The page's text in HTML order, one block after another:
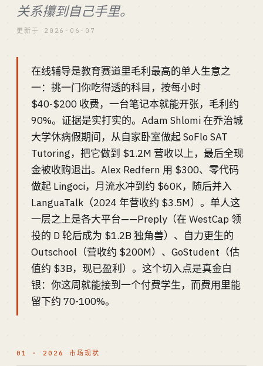
关系攥到自己手里。
更新于 2026-06-07
在线辅导是教育赛道里毛利最高的单人生意之
一：挑一门你吃得透的科目，按每小时
$40-$200 收费，一台笔记本就能开张，毛利约
90%。证据是实打实的。Adam Shlomi 在乔治城
大学休病假期间，从自家卧室做起 SoFlo SAT
Tutoring，把它做到 $1.2M 营收以上，最后全现
金被收购退出。Alex Redfern 用 $300、零代码
做起 Lingoci，月流水冲到约 $60K，随后并入
LanguaTalk（2024 年营收约 $3.5M）。单人这
一层之上是各大平台——Preply（在 WestCap 领
投的 D 轮后成为 $1.2B 独角兽）、自力更生的
Outschool（营收约 $200M）、GoStudent（估
值约 $3B，现已盈利）。这个切入点是真金白
银：你这周就能接到一个付费学生，而费用里能
留下约 70-100%。
01 · 2026 市场现状